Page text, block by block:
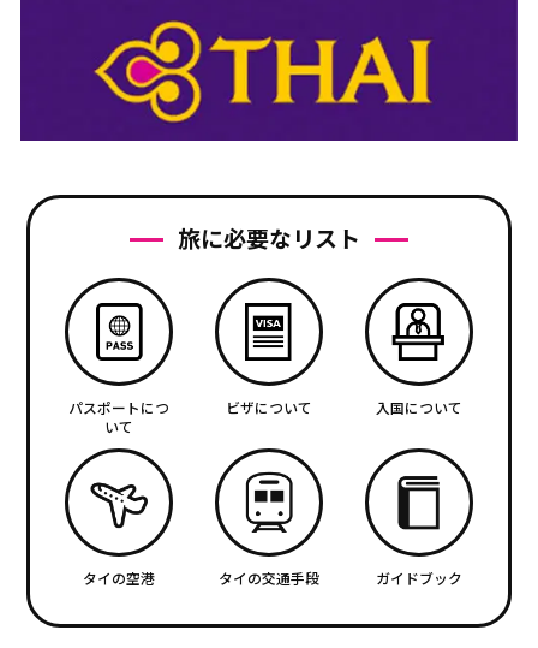
旅に必要なリスト
パスポートにつ
いて
ビザについて 入国について
タイの空港 タイの交通手段 ガイドブック